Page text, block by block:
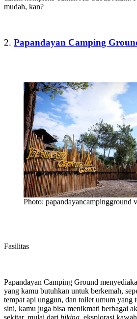
mudah, kan?
2. Papandayan Camping
Photo: papandayancampingground
Fasilitas
Papandayan Camping Ground
yang kamu butuhkan untuk berkemah,
tempat api unggun, dan toilet umum yang
sini, kamu juga bisa menikmati berbagai